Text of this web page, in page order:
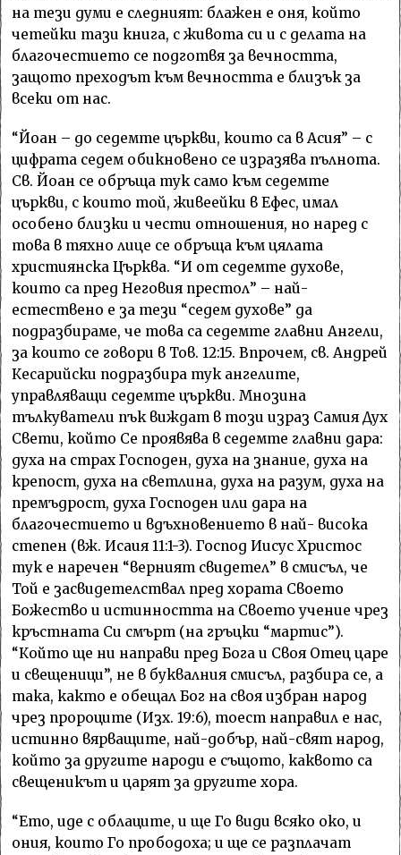
на тези думи е следният: блажен е оня, който
четейки тази книга, с живота си и с делата на
благочестието се подготвя за вечността,
защото преходът към вечността е близък за
всеки от нас.
“Йоан – до седемте църкви, които са в Асия” – с
цифрата седем обикновено се изразява пълнота.
Св. Йоан се обръща тук само към седемте
църкви, с които той, живеейки в Ефес, имал
особено близки и чести отношения, но наред с
това в тяхно лице се обръща към цялата
християнска Църква. “И от седемте духове,
които са пред Неговия престол” – най-
естествено е за тези “седем духове” да
подразбираме, че това са седемте главни Ангели,
за които се говори в Тов. 12:15. Впрочем, св. Андрей
Кесарийски подразбира тук ангелите,
управляващи седемте църкви. Мнозина
тълкуватели пък виждат в този израз Самия Дух
Свети, който Се проявява в седемте главни дара:
духа на страх Господен, духа на знание, духа на
крепост, духа на светлина, духа на разум, духа на
премъдрост, духа Господен или дара на
благочестието и вдъхновението в най- висока
степен (вж. Исаия 11:1-3). Господ Иисус Христос
тук е наречен “верният свидетел” в смисъл, че
Той е засвидетелствал пред хората Своето
Божество и истинността на Своето учение чрез
кръстната Си смърт (на гръцки “мартис”).
“Който ще ни направи пред Бога и Своя Отец царе
и свещеници”, не в буквалния смисъл, разбира се, а
така, както е обещал Бог на своя избран народ
чрез пророците (Изх. 19:6), тоест направил е нас,
истинно вярващите, най-добър, най-свят народ,
който за другите народи е същото, каквото са
свещеникът и царят за другите хора.
“Ето, иде с облаците, и ще Го види всяко око, и
ония, които Го прободоха; и ще се разплачат